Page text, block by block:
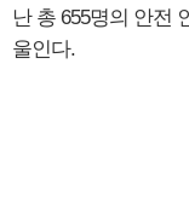
난 총 655명의 안전
울인다.